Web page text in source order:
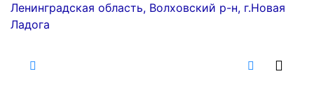
Ленинградская область, Волховский р-н, г.Новая
Ладога